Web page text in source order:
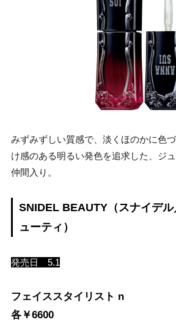
みずみずしい質感で、淡くほのかに色
け感のある明るい発色を追求した、ジ
仲間入り。
SNIDEL BEAUTY（スナイデ
ューティ）
発売日 5.1
フェイススタイリスト n
各￥6600